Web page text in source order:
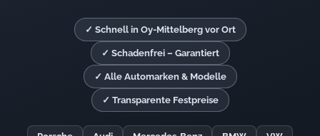
✓ Schnell in Oy-Mittelberg vor Ort
✓ Schadenfrei – Garantiert
✓ Alle Automarken & Modelle
✓ Transparente Festpreise